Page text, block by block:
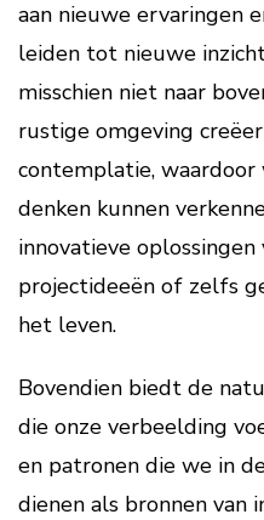
aan nieuwe ervaringen
leiden tot nieuwe
misschien niet naar
rustige omgeving
contemplatie, waardoor
denken kunnen
innovatieve
projectideeën of zelfs
het leven.
Bovendien biedt de
die onze verbeelding
en patronen die we in
dienen als bronnen van